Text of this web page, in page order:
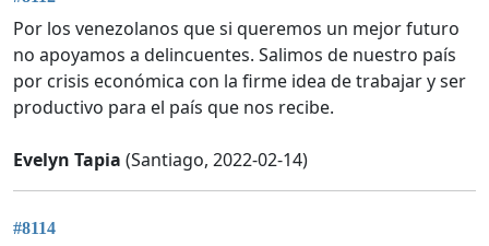
Por los venezolanos que si queremos un mejor futuro
no apoyamos a delincuentes. Salimos de nuestro país
por crisis económica con la firme idea de trabajar y ser
productivo para el país que nos recibe.
Evelyn Tapia (Santiago, 2022-02-14)
#8114